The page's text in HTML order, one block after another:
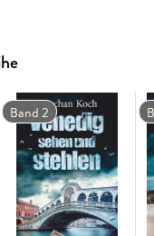
Bald wird
dramatische Flucht
Krimi-
und vor allem schwer
Band 2